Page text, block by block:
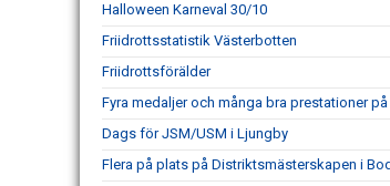
Halloween Karneval 30/10
Friidrottsstatistik Västerbotten
Friidrottsförälder
Fyra medaljer och många bra prestationer
Dags för JSM/USM i Ljungby
Flera på plats på Distriktsmästerskapen i